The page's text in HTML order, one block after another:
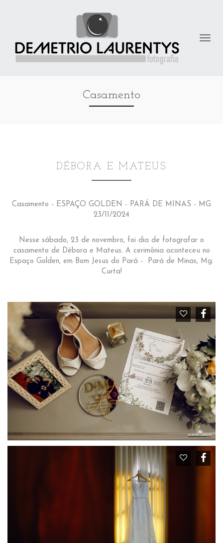
Casamento
DÉBORA E MATEUS
Casamento - ESPAÇO GOLDEN - PARÁ DE MINAS - MG
23/11/2024
Nesse sábado, 23 de novembro, foi dia de fotografar o
casamento de Débora e Mateus. A cerimônia aconteceu no
Espaço Golden, em Bom Jesus do Pará - Pará de Minas, Mg.
Curta!